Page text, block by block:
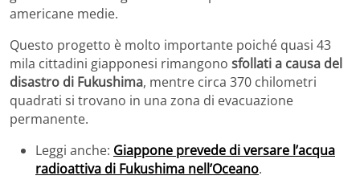
americane medie.
Questo progetto è molto importante poiché quasi 43
mila cittadini giapponesi rimangono sfollati a causa del
disastro di Fukushima, mentre circa 370 chilometri
quadrati si trovano in una zona di evacuazione
permanente.
Leggi anche: Giappone prevede di versare l’acqua
radioattiva di Fukushima nell’Oceano.